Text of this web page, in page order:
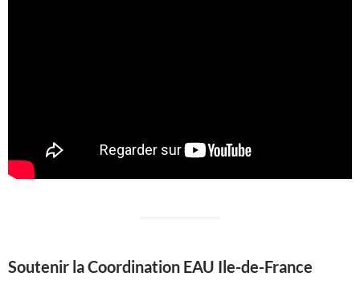
Soutenir la Coordination EAU Ile-de-France